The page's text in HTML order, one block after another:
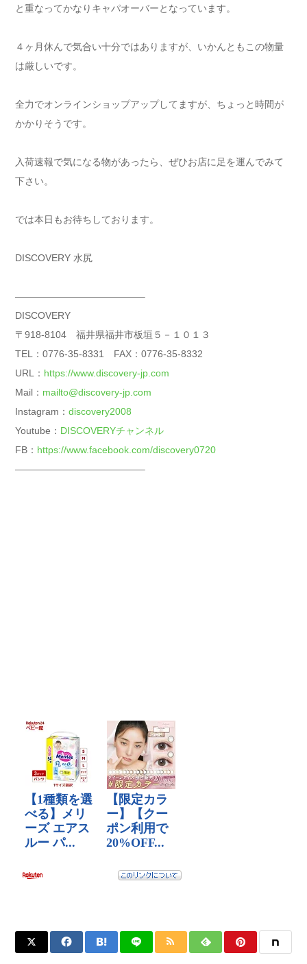
と重なってかなりキャパオーバーとなっています。
４ヶ月休んで気合い十分ではありますが、いかんともこの物量
は厳しいです。
全力でオンラインショップアップしてますが、ちょっと時間が
かかりそうです。
入荷速報で気になる物があったら、ぜひお店に足を運んでみて
下さい。
では本日もお待ちしております。
DISCOVERY 水尻
—————————————–
DISCOVERY
〒918-8104 福井県福井市板垣５－１０１３
TEL：0776-35-8331 FAX：0776-35-8332
URL： https://www.discovery-jp.com
Mail： mailto@discovery-jp.com
Instagram： discovery2008
Youtube： DISCOVERYチャンネル
FB： https://www.facebook.com/discovery0720
—————————————–